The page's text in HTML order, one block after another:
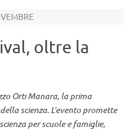
oltre la
Orti Manara, la prima
scienza. L’evento promette
per scuole e famiglie,